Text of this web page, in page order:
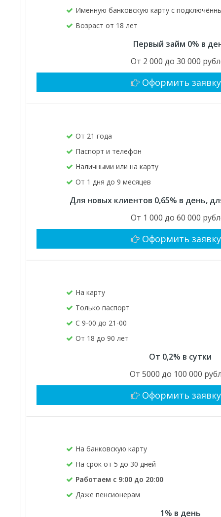
Именную банковскую карту с
Возраст от 18 лет
Первый займ 0% в
От 2 000 до 30 000
Оформить заявку
От 21 года
Паспорт и телефон
Наличными или на карту
От 1 дня до 9 месяцев
Для новых клиентов 0,65% в день,
От 1 000 до 60 000
Оформить заявку
На карту
Только паспорт
С 9-00 до 21-00
От 18 до 90 лет
От 0,2% в сутки
От 5000 до 100 000
Оформить заявку
На банковскую карту
На срок от 5 до 30 дней
Работаем с 9:00 до 20:00
Даже пенсионерам
1% в день